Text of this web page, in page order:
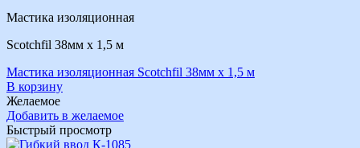
Мастика изоляционная
Scotchfil 38мм х 1,5 м
Мастика изоляционная Scotchfil 38мм х 1,5 м
В корзину
Желаемое
Добавить в желаемое
Быстрый просмотр